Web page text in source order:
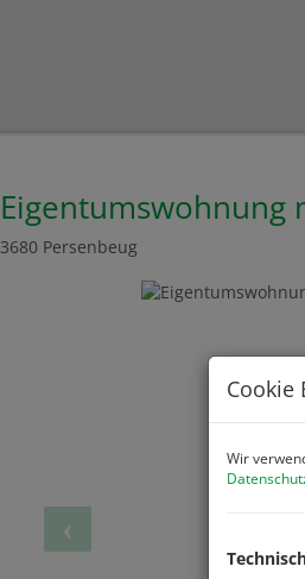
Eigentumswohnung
3680 Persenbeug
Cookie
Wir